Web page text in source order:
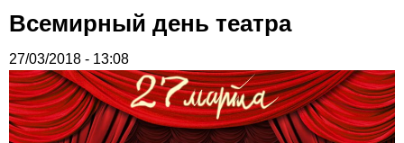
Всемирный день театра
27/03/2018 - 13:08